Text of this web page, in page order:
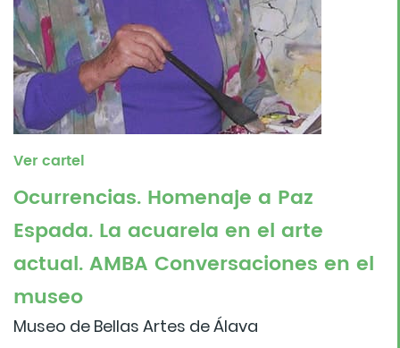
Ver cartel
Ocurrencias. Homenaje a Paz
Espada. La acuarela en el arte
actual. AMBA Conversaciones en el
museo
Museo de Bellas Artes de Álava